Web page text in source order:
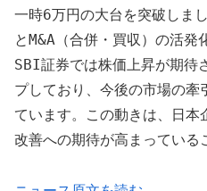
一時6万円の大台を突破しま
とM&A（合併・買収）の活発
SBI証券では株価上昇が期待
プしており、今後の市場の
ています。この動きは、日
改善への期待が高まっている